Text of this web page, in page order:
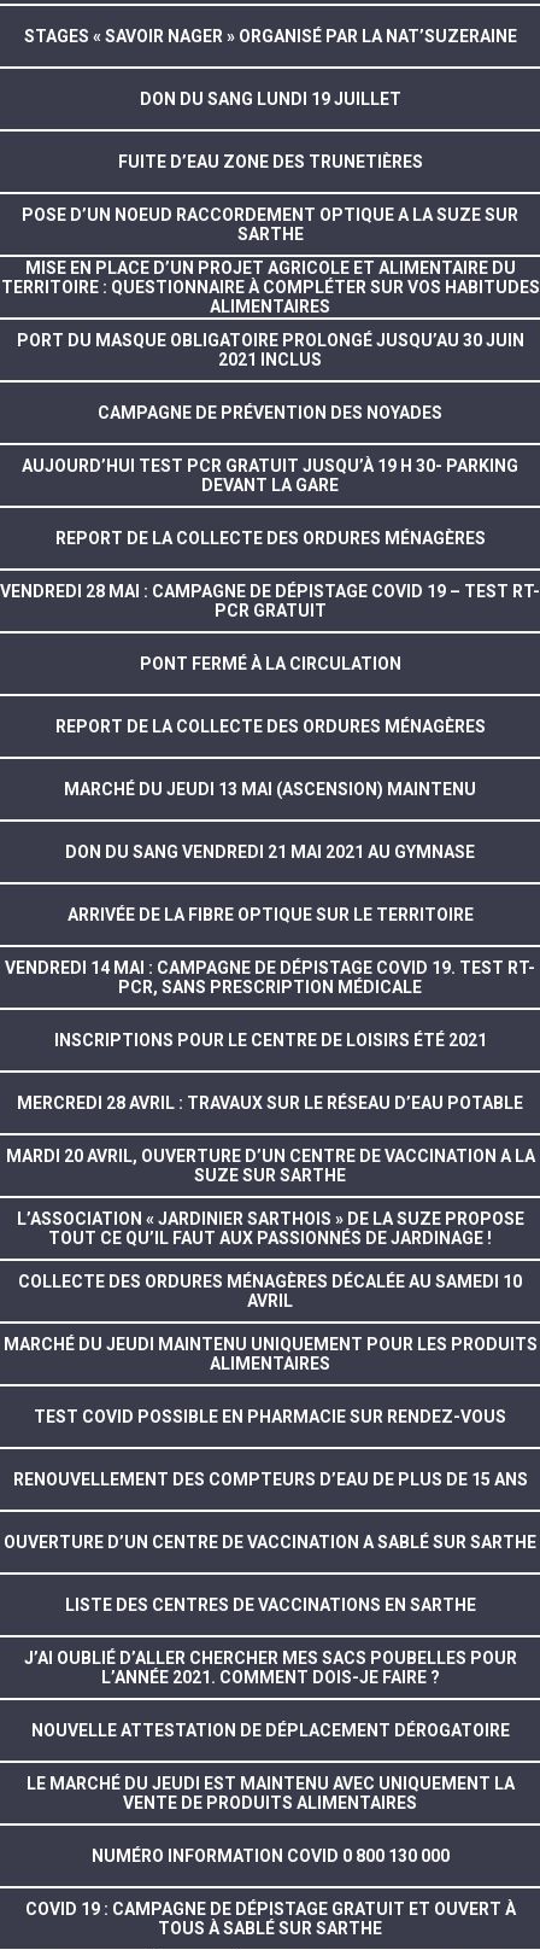
STAGES « SAVOIR NAGER » ORGANISÉ PAR LA NAT’SUZERAINE
DON DU SANG LUNDI 19 JUILLET
FUITE D’EAU ZONE DES TRUNETIÈRES
POSE D’UN NOEUD RACCORDEMENT OPTIQUE A LA SUZE SUR
SARTHE
MISE EN PLACE D’UN PROJET AGRICOLE ET ALIMENTAIRE DU
TERRITOIRE : QUESTIONNAIRE À COMPLÉTER SUR VOS HABITUDES
ALIMENTAIRES
PORT DU MASQUE OBLIGATOIRE PROLONGÉ JUSQU’AU 30 JUIN
2021 INCLUS
CAMPAGNE DE PRÉVENTION DES NOYADES
AUJOURD’HUI TEST PCR GRATUIT JUSQU’À 19 H 30- PARKING
DEVANT LA GARE
REPORT DE LA COLLECTE DES ORDURES MÉNAGÈRES
VENDREDI 28 MAI : CAMPAGNE DE DÉPISTAGE COVID 19 – TEST RT-
PCR GRATUIT
PONT FERMÉ À LA CIRCULATION
REPORT DE LA COLLECTE DES ORDURES MÉNAGÈRES
MARCHÉ DU JEUDI 13 MAI (ASCENSION) MAINTENU
DON DU SANG VENDREDI 21 MAI 2021 AU GYMNASE
ARRIVÉE DE LA FIBRE OPTIQUE SUR LE TERRITOIRE
VENDREDI 14 MAI : CAMPAGNE DE DÉPISTAGE COVID 19. TEST RT-
PCR, SANS PRESCRIPTION MÉDICALE
INSCRIPTIONS POUR LE CENTRE DE LOISIRS ÉTÉ 2021
MERCREDI 28 AVRIL : TRAVAUX SUR LE RÉSEAU D’EAU POTABLE
MARDI 20 AVRIL, OUVERTURE D’UN CENTRE DE VACCINATION A LA
SUZE SUR SARTHE
L’ASSOCIATION « JARDINIER SARTHOIS » DE LA SUZE PROPOSE
TOUT CE QU’IL FAUT AUX PASSIONNÉS DE JARDINAGE !
COLLECTE DES ORDURES MÉNAGÈRES DÉCALÉE AU SAMEDI 10
AVRIL
MARCHÉ DU JEUDI MAINTENU UNIQUEMENT POUR LES PRODUITS
ALIMENTAIRES
TEST COVID POSSIBLE EN PHARMACIE SUR RENDEZ-VOUS
RENOUVELLEMENT DES COMPTEURS D’EAU DE PLUS DE 15 ANS
OUVERTURE D’UN CENTRE DE VACCINATION A SABLÉ SUR SARTHE
LISTE DES CENTRES DE VACCINATIONS EN SARTHE
J’AI OUBLIÉ D’ALLER CHERCHER MES SACS POUBELLES POUR
L’ANNÉE 2021. COMMENT DOIS-JE FAIRE ?
NOUVELLE ATTESTATION DE DÉPLACEMENT DÉROGATOIRE
LE MARCHÉ DU JEUDI EST MAINTENU AVEC UNIQUEMENT LA
VENTE DE PRODUITS ALIMENTAIRES
NUMÉRO INFORMATION COVID 0 800 130 000
COVID 19 : CAMPAGNE DE DÉPISTAGE GRATUIT ET OUVERT À
TOUS À SABLÉ SUR SARTHE